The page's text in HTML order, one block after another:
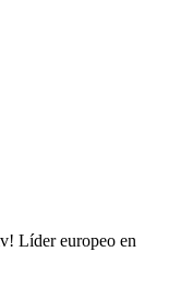
Líder europeo en